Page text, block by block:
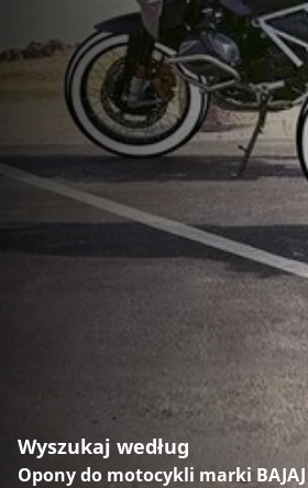
Wyszukaj według
Opony do motocykli marki BAJAJ